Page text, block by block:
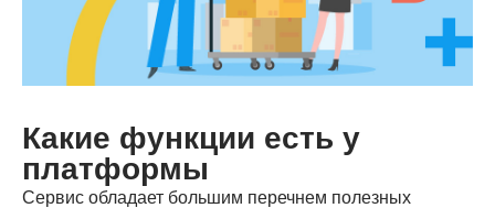
Какие функции есть у
платформы
Сервис обладает большим перечнем полезных